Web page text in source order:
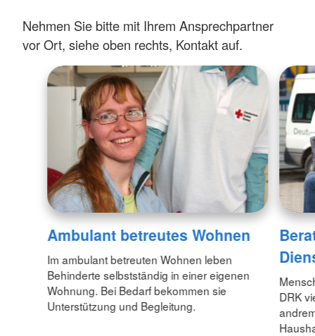
Nehmen Sie bitte mit Ihrem Ansprechpartner
vor Ort, siehe oben rechts, Kontakt auf.
Ambulant betreutes Wohnen
Im ambulant betreuten Wohnen leben
Behinderte selbstständig in einer eigenen
Wohnung. Bei Bedarf bekommen sie
Unterstützung und Begleitung.
DRK